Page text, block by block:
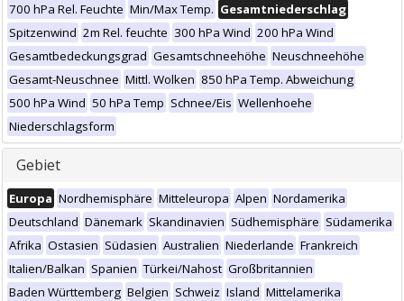
700 hPa Rel. Feuchte Min/Max Temp. Gesamtniederschlag
Spitzenwind 2m Rel. feuchte 300 hPa Wind 200 hPa Wind
Gesamtbedeckungsgrad Gesamtschneehöhe Neuschneehöhe
Gesamt-Neuschnee Mittl. Wolken 850 hPa Temp. Abweichung
500 hPa Wind 50 hPa Temp Schnee/Eis Wellenhoehe
Niederschlagsform
Gebiet
Europa Nordhemisphäre Mitteleuropa Alpen Nordamerika
Deutschland Dänemark Skandinavien Südhemisphäre Südamerika
Afrika Ostasien Südasien Australien Niederlande Frankreich
Italien/Balkan Spanien Türkei/Nahost Großbritannien
Baden Württemberg Belgien Schweiz Island Mittelamerika